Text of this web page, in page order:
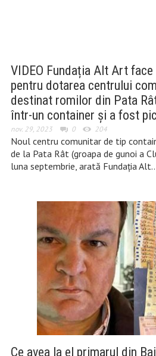
VIDEO Fundația Alt Art face
pentru dotarea centrului
destinat romilor din Pata
într-un container și a fost
nov. 29, 2023 0 204
Noul centru comunitar de tip
de la Pata Rât (groapa de gunoi a
luna septembrie, arată Fundația
Ce avea la el primarul din